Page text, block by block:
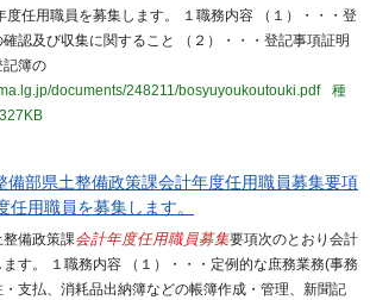
度任用職員を募集します。 １職務内容 （１）・・・登
認及び収集に関すること （２）・・・登記事項証明
記簿の
documents/248211/bosyuyoukoutouki.pdf
種
備部県土整備政策課会計年度任用職員募集要項
任用職員を募集します。
備政策課会計年度任用職員募集要項次のとおり会計
す。 １職務内容 （１）・・・定例的な庶務業務(事務
支払、消耗品出納簿などの帳簿作成・管理、新聞記